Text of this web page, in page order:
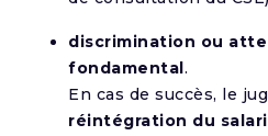
discrimination ou
fondamental.
En cas de succès, le
réintégration du